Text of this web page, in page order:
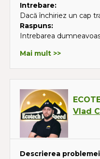
Intrebare:
Dacă închiriez un cap
Raspuns:
Intrebarea
Mai mult >>
Vlad
Descrierea